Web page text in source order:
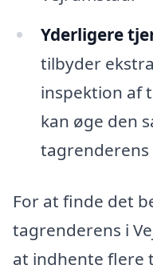
Yderligere
tilbyder
inspektion af
kan øge den
tagrenderens
For at finde det
tagrenderens i
at indhente flere